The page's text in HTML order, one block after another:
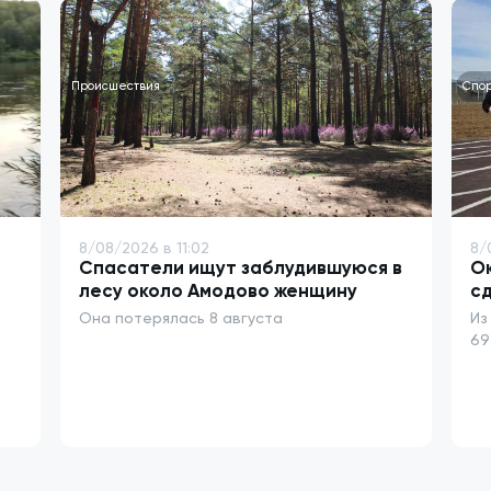
Происшествия
8/08/2026 в 11:02
Спасатели ищут заблудившуюся в
лесу около Амодово женщину
Она потерялась 8 августа
8/